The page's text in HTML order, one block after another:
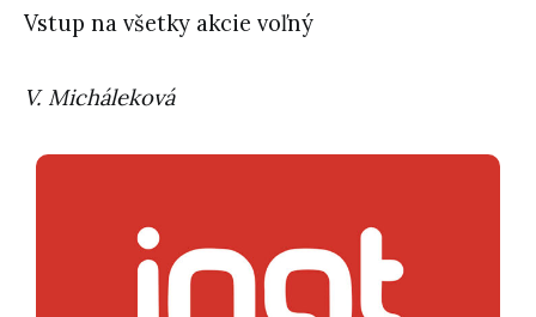
Vstup na všetky akcie voľný
V. Micháleková